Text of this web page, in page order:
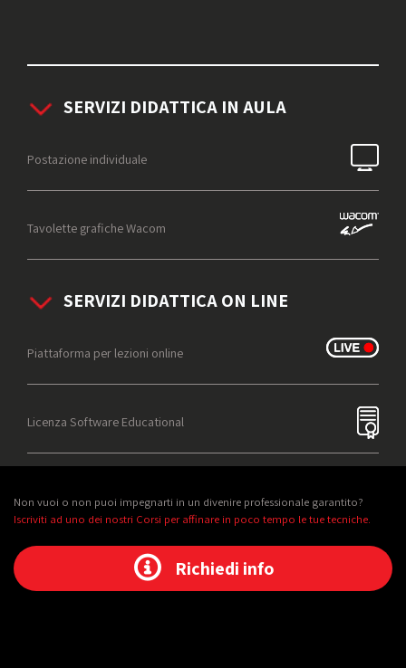
SERVIZI DIDATTICA IN AULA
Postazione individuale
Tavolette grafiche Wacom
SERVIZI DIDATTICA ON LINE
Piattaforma per lezioni online
Licenza Software Educational
Non vuoi o non puoi impegnarti in un divenire professionale garantito?
Iscriviti ad uno dei nostri Corsi per affinare in poco tempo le tue tecniche.
Richiedi info